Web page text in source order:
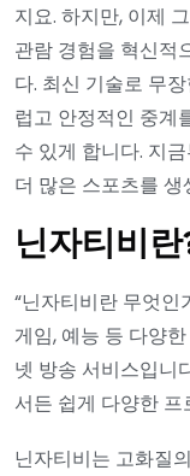
지요. 하지만, 이제
관람 경험을 혁신적
다. 최신 기술로 무
럽고 안정적인 중계
수 있게 합니다. 지
더 많은 스포츠를
닌자티비란
“닌자티비란 무엇
게임, 예능 등 다양
넷 방송 서비스입니
서든 쉽게 다양한
닌자티비는 고화질